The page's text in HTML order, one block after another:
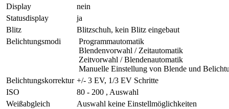
Display
nein
Statusdisplay
ja
Blitz
Blitzschuh, kein Blitz eingebaut
Belichtungsmodi
Programmautomatik
Blendenvorwahl / Zeitautomatik
Zeitvorwahl / Blendenautomatik
Manuelle Einstellung von Blende und
Belichtungskorrektur +/- 3 EV, 1/3 EV Schritte
ISO
80 - 200 , Auswahl
Weißabgleich
Auswahl keine Einstellmöglichkeiten